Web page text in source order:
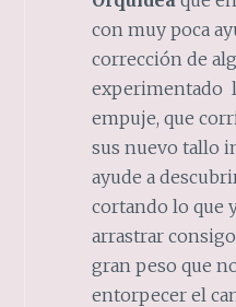
con muy poca
corrección de
experimentado
empuje, que
sus nuevo tallo
ayude a
cortando lo que
arrastrar
gran peso que
entorpecer el